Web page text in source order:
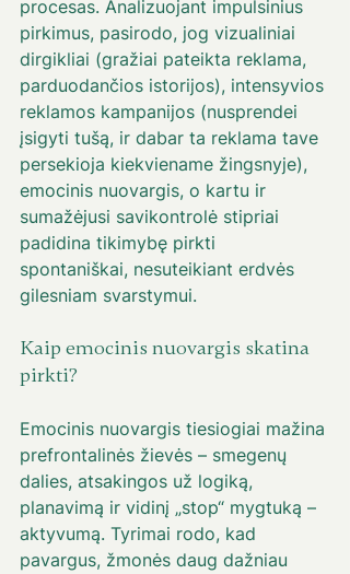
procesas. Analizuojant impulsinius
pirkimus, pasirodo, jog vizualiniai
dirgikliai (gražiai pateikta reklama,
parduodančios istorijos), intensyvios
reklamos kampanijos (nusprendei
įsigyti tušą, ir dabar ta reklama tave
persekioja kiekviename žingsnyje),
emocinis nuovargis, o kartu ir
sumažėjusi savikontrolė stipriai
padidina tikimybę pirkti
spontaniškai, nesuteikiant erdvės
gilesniam svarstymui.
Kaip emocinis nuovargis skatina
pirkti?
Emocinis nuovargis tiesiogiai mažina
prefrontalinės žievės – smegenų
dalies, atsakingos už logiką,
planavimą ir vidinį „stop“ mygtuką –
aktyvumą. Tyrimai rodo, kad
pavargus, žmonės daug dažniau